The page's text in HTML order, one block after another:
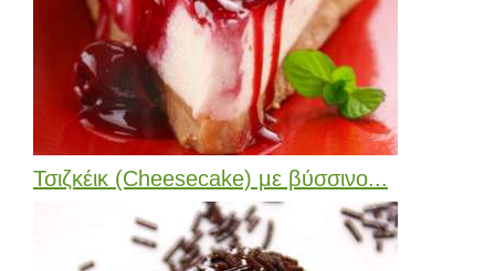
Τσιζκέικ (Cheesecake) με βύσσινο...